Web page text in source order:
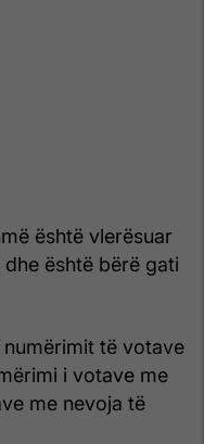
është vlerësuar
është bërë gati
të votave
i votave me
me nevoja të